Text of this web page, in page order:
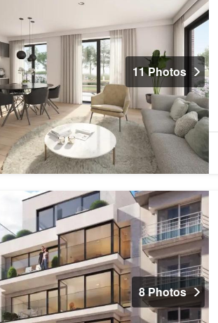
11 Photos
8 Photos